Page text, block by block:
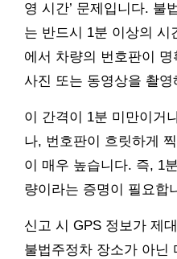
영 시간’ 문제입니다. 불
는 반드시 1분 이상의 시
에서 차량의 번호판이
사진 또는 동영상을 촬영
이 간격이 1분 미만이거
나, 번호판이 흐릿하게
이 매우 높습니다. 즉, 1
량이라는 증명이 필요합
신고 시 GPS 정보가 제
불법주정차 장소가 아닌